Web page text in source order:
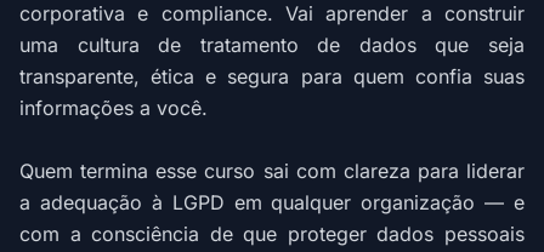
corporativa e compliance. Vai aprender a construir
uma cultura de tratamento de dados que seja
transparente, ética e segura para quem confia suas
informações a você.
Quem termina esse curso sai com clareza para liderar
a adequação à LGPD em qualquer organização — e
com a consciência de que proteger dados pessoais